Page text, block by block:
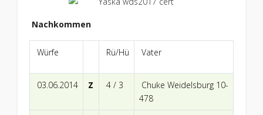
Nachkommen
Würfe Rü/Hü Vater
03.06.2014 Z 4 / 3
Chuke Weidelsburg 10-
478